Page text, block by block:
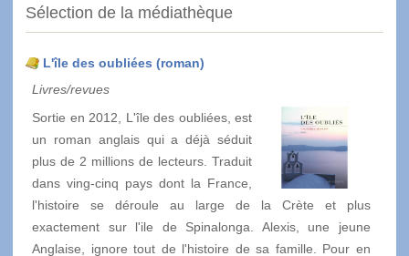
Sélection de la médiathèque
L'île des oubliées (roman)
Livres/revues
Sortie en 2012, L'île des oubliées, est
un roman anglais qui a déjà séduit
plus de 2 millions de lecteurs. Traduit
dans ving-cinq pays dont la France,
l'histoire se déroule au large de la Crète et plus
exactement sur l'ile de Spinalonga. Alexis, une jeune
Anglaise, ignore tout de l'histoire de sa famille. Pour en